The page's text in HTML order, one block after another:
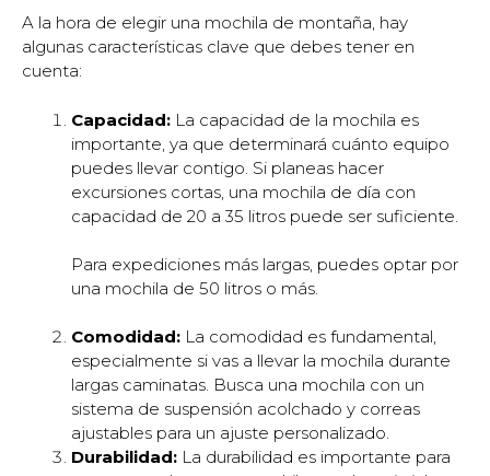
A la hora de elegir una mochila de montaña, hay
algunas características clave que debes tener en
cuenta:
Capacidad: La capacidad de la mochila es
importante, ya que determinará cuánto equipo
puedes llevar contigo. Si planeas hacer
excursiones cortas, una mochila de día con
capacidad de 20 a 35 litros puede ser suficiente.
Para expediciones más largas, puedes optar por
una mochila de 50 litros o más.
Comodidad: La comodidad es fundamental,
especialmente si vas a llevar la mochila durante
largas caminatas. Busca una mochila con un
sistema de suspensión acolchado y correas
ajustables para un ajuste personalizado.
Durabilidad: La durabilidad es importante para